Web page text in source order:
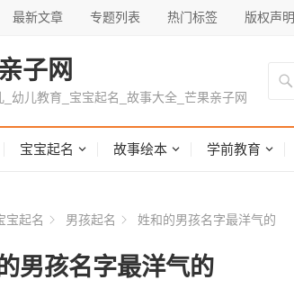
最新文章 专题列表 热门标签 版权声明
子网
_幼儿教育_宝宝起名_故事大全_芒果亲子网
宝宝起名 故事绘本 学前教育
宝起名 男孩起名 姓和的男孩名字最洋气的
男孩名字最洋气的